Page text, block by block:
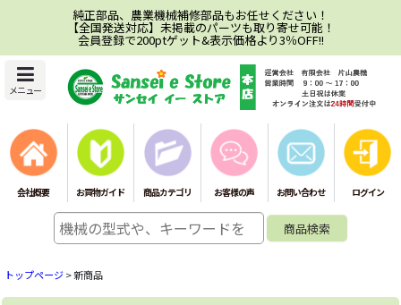
純正部品、農業機械補修部品もお任せください！
【全国発送対応】未掲載のパーツも取り寄せ可能！
会員登録で200ptゲット&表示価格より3％OFF!!
メニュー
会社概要 お買物ガイド 商品カテゴリ お客様の声 お問い合わせ ログイン
トップページ>新商品